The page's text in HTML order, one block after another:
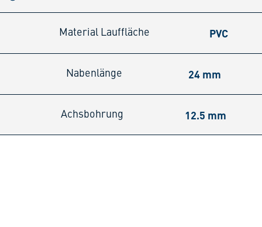
Material Lauffläche PVC
Nabenlänge 24 mm
Achsbohrung 12.5 mm